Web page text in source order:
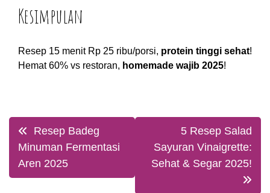
Kesimpulan
Resep 15 menit Rp 25 ribu/porsi, protein tinggi sehat!
Hemat 60% vs restoran, homemade wajib 2025!
Post
navigation
Resep Badeg
Minuman Fermentasi
Aren 2025
5 Resep Salad
Sayuran Vinaigrette:
Sehat & Segar 2025!